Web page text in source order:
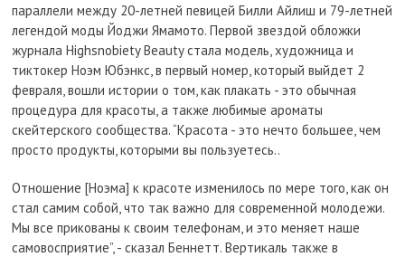
параллели между 20-летней певицей Билли Айлиш и 79-летней
легендой моды Йоджи Ямамото. Первой звездой обложки
журнала Highsnobiety Beauty стала модель, художница и
тиктокер Ноэм Юбэнкс, в первый номер, который выйдет 2
февраля, вошли истории о том, как плакать - это обычная
процедура для красоты, а также любимые ароматы
скейтерского сообщества. “Красота - это нечто большее, чем
просто продукты, которыми вы пользуетесь..
Отношение [Ноэма] к красоте изменилось по мере того, как он
стал самим собой, что так важно для современной молодежи.
Мы все прикованы к своим телефонам, и это меняет наше
самовосприятие”, - сказал Беннетт. Вертикаль также в